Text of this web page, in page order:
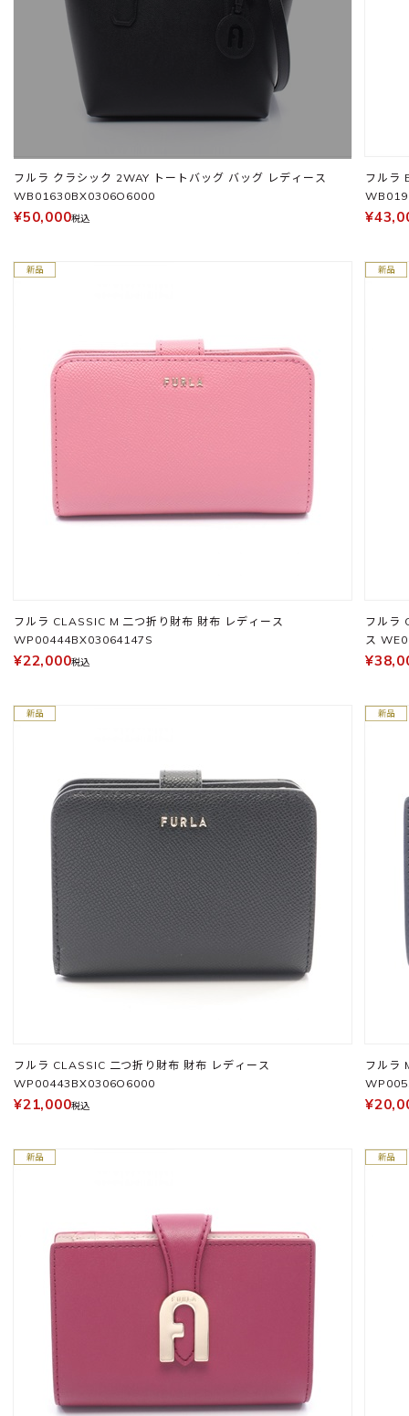
フルラ クラシック 2WAY トートバッグ バッグ レディース
WB01630BX0306O6000
¥50,000税込
フルラ
フルラ CLASSIC M 二つ折り財布 財布 レディース
WP00444BX03064147S
¥22,000税込
フルラ
ス
フルラ CLASSIC 二つ折り財布 財布 レディース
WP00443BX0306O6000
¥21,000税込
フルラ